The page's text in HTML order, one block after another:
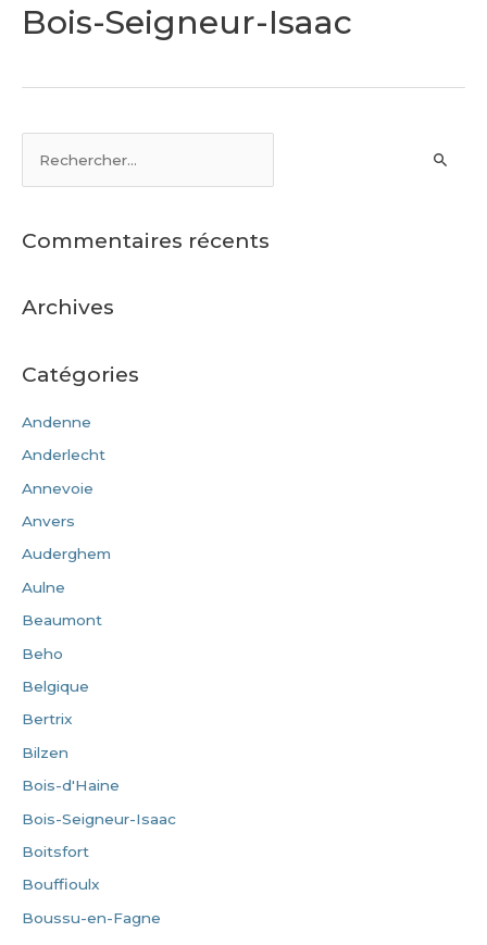
Bois-Seigneur-Isaac
Commentaires récents
Archives
Catégories
Andenne
Anderlecht
Annevoie
Anvers
Auderghem
Aulne
Beaumont
Beho
Belgique
Bertrix
Bilzen
Bois-d'Haine
Bois-Seigneur-Isaac
Boitsfort
Bouffioulx
Boussu-en-Fagne